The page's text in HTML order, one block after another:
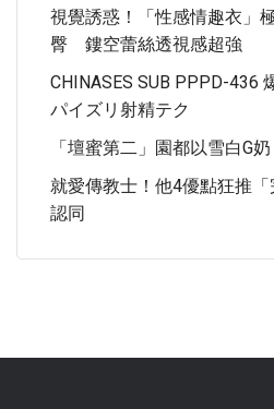
視覺誘惑！「性感情趣衣」
臀 鏤空蕾絲透視感超強
CHINASES SUB PPPD-436
パイズリ射精テク
「壇蜜第二」園都以雪白G奶
就愛傳教士！他4優點狂推
認同